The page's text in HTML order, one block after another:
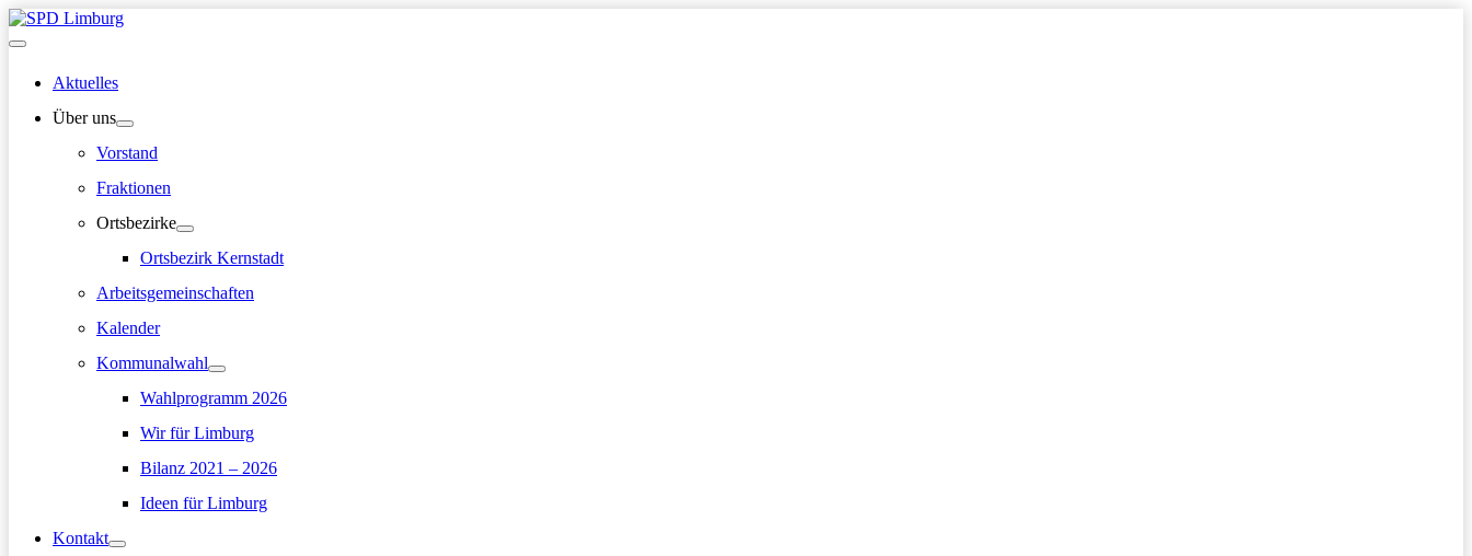
Zum
Inhalt
Hauptmenü
Aktuelles
Über uns
Vorstand
Fraktionen
Ortsbezirke
Ortsbezirk Kernstadt
Arbeitsgemeinschaften
Kalender
Kommunalwahl
Wahlprogramm 2026
Wir für Limburg
Bilanz 2021 – 2026
Ideen für Limburg
Kontakt